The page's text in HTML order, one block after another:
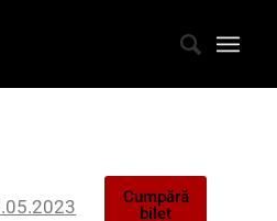
Cumpără
bilet